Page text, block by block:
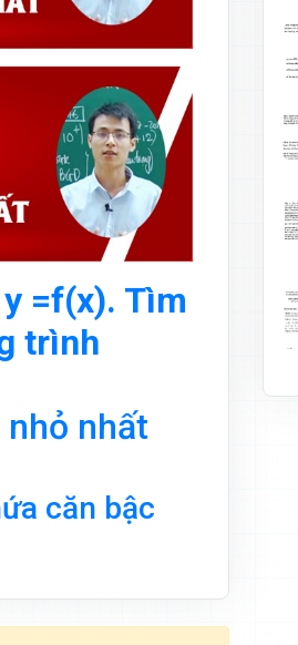
=f(x). Tìm
trình
nhỏ nhất
căn bậc